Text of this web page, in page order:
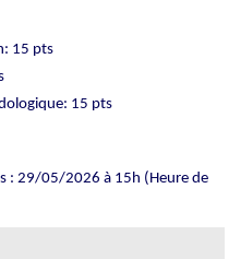
15 pts
15 pts
: 29/05/2026 à 15h (Heure de